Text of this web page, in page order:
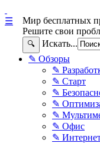
Мир бесплатных
Решите свои
🔍 Искать...
☰
✎ Обзоры
✎
✎ Старт
✎
✎
✎
✎ Офис
✎